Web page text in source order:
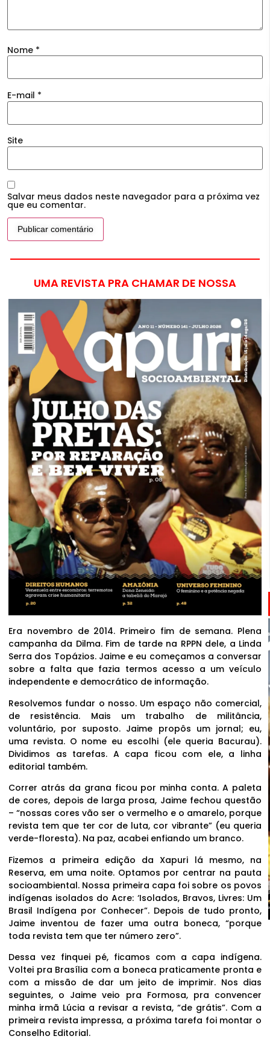
Nome *
E-mail *
Site
Salvar meus dados neste navegador para a próxima vez
que eu comentar.
UMA REVISTA PRA CHAMAR DE NOSSA
Era novembro de 2014. Primeiro fim de semana. Plena
campanha da Dilma. Fim de tarde na RPPN dele, a Linda
Serra dos Topázios. Jaime e eu começamos a conversar
sobre a falta que fazia termos acesso a um veículo
independente e democrático de informação.
Resolvemos fundar o nosso. Um espaço não comercial,
de resistência. Mais um trabalho de militância,
voluntário, por suposto. Jaime propôs um jornal; eu,
uma revista. O nome eu escolhi (ele queria Bacurau).
Dividimos as tarefas. A capa ficou com ele, a linha
editorial também.
Correr atrás da grana ficou por minha conta. A paleta
de cores, depois de larga prosa, Jaime fechou questão
– “nossas cores vão ser o vermelho e o amarelo, porque
revista tem que ter cor de luta, cor vibrante” (eu queria
verde-floresta). Na paz, acabei enfiando um branco.
Fizemos a primeira edição da Xapuri lá mesmo, na
Reserva, em uma noite. Optamos por centrar na pauta
socioambiental. Nossa primeira capa foi sobre os povos
indígenas isolados do Acre: ‘Isolados, Bravos, Livres: Um
Brasil Indígena por Conhecer”. Depois de tudo pronto,
Jaime inventou de fazer uma outra boneca, “porque
toda revista tem que ter número zero”.
Dessa vez finquei pé, ficamos com a capa indígena.
Voltei pra Brasília com a boneca praticamente pronta e
com a missão de dar um jeito de imprimir. Nos dias
seguintes, o Jaime veio pra Formosa, pra convencer
minha irmã Lúcia a revisar a revista, “de grátis”. Com a
primeira revista impressa, a próxima tarefa foi montar o
Conselho Editorial.